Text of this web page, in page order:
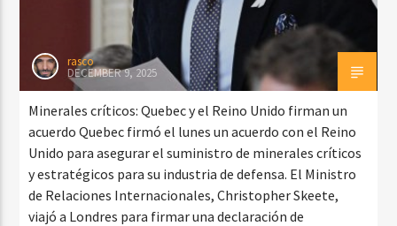
rasco
DECEMBER 9, 2025
Minerales críticos: Quebec y el Reino Unido firman un
acuerdo Quebec firmó el lunes un acuerdo con el Reino
Unido para asegurar el suministro de minerales críticos
y estratégicos para su industria de defensa. El Ministro
de Relaciones Internacionales, Christopher Skeete,
viajó a Londres para firmar una declaración de